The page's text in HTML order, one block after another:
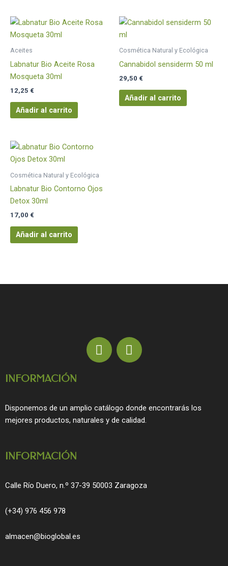
Aceites
Labnatur Bio Aceite Rosa
Mosqueta 30ml
12,25 €
Añadir al carrito
Cosmética Natural y Ecológica
Cannabidol sensiderm 50 ml
29,50 €
Añadir al carrito
Cosmética Natural y Ecológica
Labnatur Bio Contorno Ojos
Detox 30ml
17,00 €
Añadir al carrito
F
a
o
o
I
n
g
r
INFORMACIÓN
Disponemos de un amplio catálogo donde encontrarás los
mejores productos, naturales y de calidad.
INFORMACIÓN
Calle Río Duero, n.º 37-39 50003 Zaragoza
(+34) 976 456 978
almacen@bioglobal.es